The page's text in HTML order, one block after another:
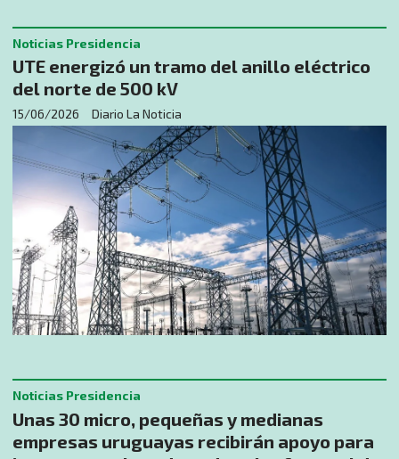
UTE energizó un tramo del anillo eléctrico
del norte de 500 kV
Diario La Noticia
Noticias Presidencia
15/06/2026
Unas 30 micro, pequeñas y medianas
empresas uruguayas recibirán apoyo para
Noticias Presidencia